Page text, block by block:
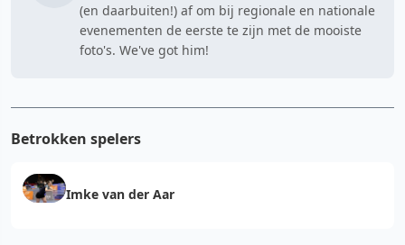
(en daarbuiten!) af om bij regionale en nationale
evenementen de eerste te zijn met de mooiste
foto's. We've got him!
Betrokken spelers
Imke van der Aar